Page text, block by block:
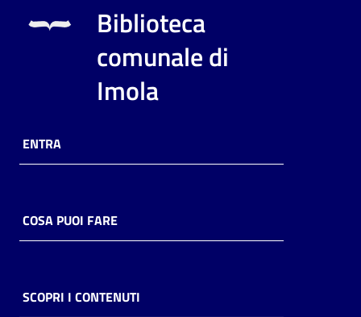
Biblioteca
comunale di
Imola
ENTRA
COSA PUOI FARE
SCOPRI I CONTENUTI